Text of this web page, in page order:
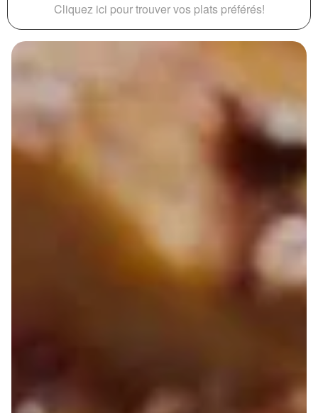
Cliquez ici pour trouver vos plats préférés!